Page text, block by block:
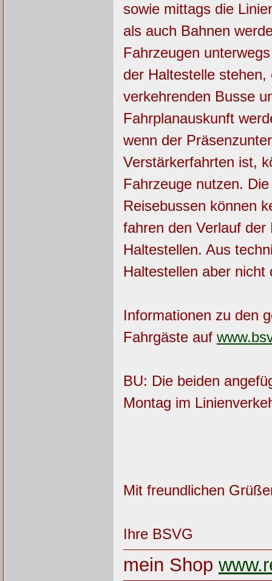
sowie mittags die
als auch Bahnen
Fahrzeugen
der Haltestelle
verkehrenden Busse
Fahrplanauskunft
wenn der
Verstärkerfahrten ist,
Fahrzeuge nutzen.
Reisebussen können
fahren den Verlauf
Haltestellen. Aus
Haltestellen aber
Informationen zu den
Fahrgäste auf
BU: Die beiden
Montag im
Mit freundlichen
Ihre BSVG
mein Shop